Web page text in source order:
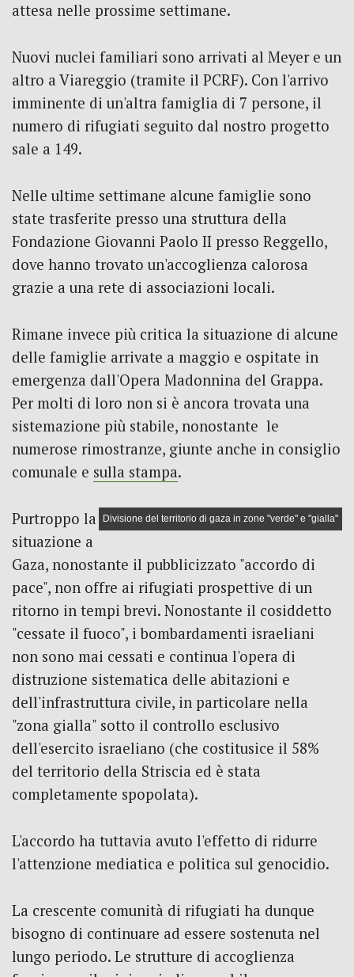
attesa nelle prossime settimane.
Nuovi nuclei familiari sono arrivati al Meyer e un
altro a Viareggio (tramite il PCRF). Con l'arrivo
imminente di un'altra famiglia di 7 persone, il
numero di rifugiati seguito dal nostro progetto
sale a 149.
Nelle ultime settimane alcune famiglie sono
state trasferite presso una struttura della
Fondazione Giovanni Paolo II presso Reggello,
dove hanno trovato un'accoglienza calorosa
grazie a una rete di associazioni locali.
Rimane invece più critica la situazione di alcune
delle famiglie arrivate a maggio e ospitate in
emergenza dall'Opera Madonnina del Grappa.
Per molti di loro non si è ancora trovata una
sistemazione più stabile, nonostante le
numerose rimostranze, giunte anche in consiglio
comunale e sulla stampa.
Divisione del territorio di gaza in zone "verde" e "gialla"
Purtroppo la
situazione a
Gaza, nonostante il pubblicizzato "accordo di
pace", non offre ai rifugiati prospettive di un
ritorno in tempi brevi. Nonostante il cosiddetto
"cessate il fuoco", i bombardamenti israeliani
non sono mai cessati e continua l'opera di
distruzione sistematica delle abitazioni e
dell'infrastruttura civile, in particolare nella
"zona gialla" sotto il controllo esclusivo
dell'esercito israeliano (che costitusice il 58%
del territorio della Striscia ed è stata
completamente spopolata).
L'accordo ha tuttavia avuto l'effetto di ridurre
l'attenzione mediatica e politica sul genocidio.
La crescente comunità di rifugiati ha dunque
bisogno di continuare ad essere sostenuta nel
lungo periodo. Le strutture di accoglienza